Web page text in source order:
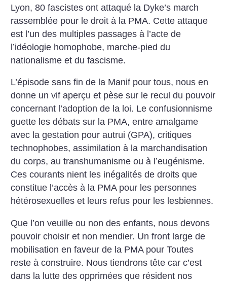
Lyon, 80 fascistes ont attaqué la Dyke’s march
rassemblée pour le droit à la PMA. Cette attaque
est l’un des multiples passages à l’acte de
l’idéologie homophobe, marche-pied du
nationalisme et du fascisme.
L’épisode sans fin de la Manif pour tous, nous en
donne un vif aperçu et pèse sur le recul du pouvoir
concernant l’adoption de la loi. Le confusionnisme
guette les débats sur la PMA, entre amalgame
avec la gestation pour autrui (GPA), critiques
technophobes, assimilation à la marchandisation
du corps, au transhumanisme ou à l’eugénisme.
Ces courants nient les inégalités de droits que
constitue l’accès à la PMA pour les personnes
hétérosexuelles et leurs refus pour les lesbiennes.
Que l’on veuille ou non des enfants, nous devons
pouvoir choisir et non mendier. Un front large de
mobilisation en faveur de la PMA pour Toutes
reste à construire. Nous tiendrons tête car c’est
dans la lutte des opprimées que résident nos